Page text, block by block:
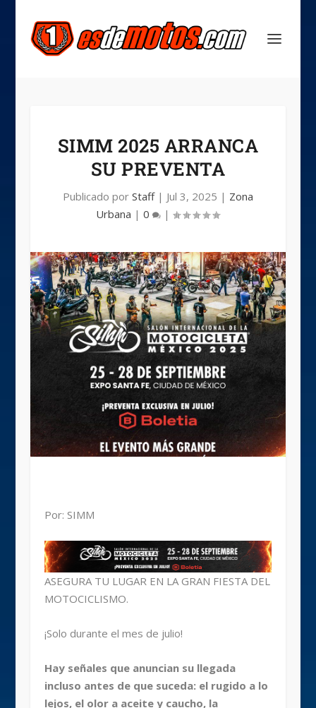
SIMM 2025 ARRANCA
SU PREVENTA
Publicado por Staff| Jul 3, 2025 | Zona
Urbana |0 |
Por: SIMM
ASEGURA TU LUGAR EN LA GRAN FIESTA DEL
MOTOCICLISMO.
¡Solo durante el mes de julio!
Hay señales que anuncian su llegada
incluso antes de que suceda: el rugido a lo
lejos, el olor a aceite y caucho, la